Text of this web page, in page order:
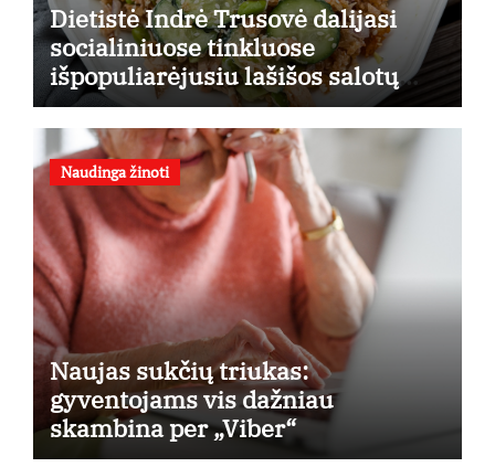
Dietistė Indrė Trusovė dalijasi
socialiniuose tinkluose
išpopuliarėjusiu lašišos salotų
receptu
Naudinga žinoti
Naujas sukčių triukas:
gyventojams vis dažniau
skambina per „Viber“